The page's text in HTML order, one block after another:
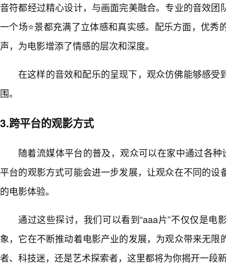
音符都经过精心设计，与画面完美融合。专业的音效团
一个场⭐景都充满了立体感和真实感。配乐方面，优秀
声，为电影增添了情感的层次和深度。
在这样的音效和配乐的呈现下，观众仿佛能够感受
围。
3.跨平台的观影方式
随着流媒体平台的普及，观众可以在家中通过各
平台的观影方式可能会进一步发展，让观众在不同的设
的电影体验。
通过这些探讨，我们可以看到“aaa片”不仅仅是电
象，它在不断推动着电影产业的发展，为观众带来无限
者、科技迷，还是艺术探索者，这里都将为你揭开一段